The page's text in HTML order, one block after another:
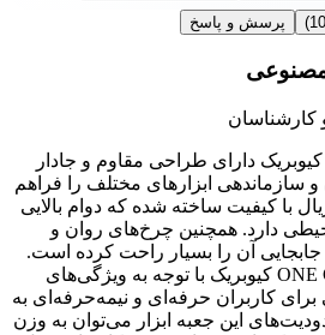
پرسش و پاسخ
کارشناسان
جعبه ابزار مدل ONE Cart کیوبریک دارای طراحی مقاوم و جادار
ابزارهای مختلف را فراهم
با کیفیت ساخته شده که دوام بالایی
دارد. همچنین چرخ‌های روان و
آن را بسیار راحت کرده است.
قیمت جعبه ابزار مدل ONE Cart کیوبریک با توجه به ویژگی‌های
برای کاربران حرفه‌ای و نیمه‌حرفه‌ای به
این جعبه ابزار می‌توان به وزن